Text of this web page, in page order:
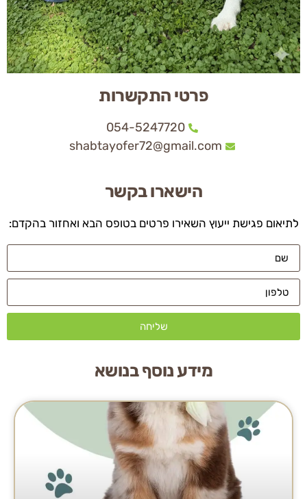
פרטי התקשרות
054-5247720
shabtayofer72@gmail.com
הישארו בקשר
לתיאום פגישת ייעוץ השאירו פרטים בטופס הבא ואחזור בהקדם:
שליחה
מידע נוסף בנושא